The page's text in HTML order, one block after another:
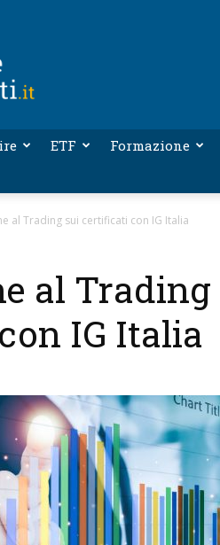
ETF Formazione
al Trading sui certificati con IG Italia
al
IG Italia